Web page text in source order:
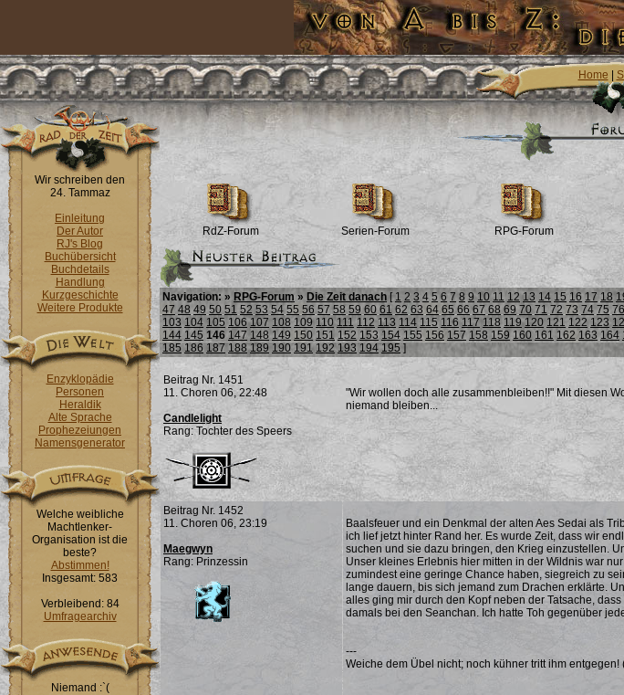
Home
Wir schreiben den
24. Tammaz
Einleitung
Der Autor
RJ's Blog
Buchübersicht
Buchdetails
Handlung
Kurzgeschichte
Weitere Produkte
Enzyklopädie
Personen
Heraldik
Alte Sprache
Prophezeiungen
Namensgenerator
Welche weibliche
Machtlenker-
Organisation ist die
beste?
Abstimmen!
Insgesamt: 583
Verbleibend: 84
Umfragearchiv
Niemand :`(
RdZ-Forum Serien-Forum RPG-Forum
Navigation: » RPG-Forum » Die Zeit danach [1 2 3 4 5 6 7 8 9 10 11 12 13 14 15 16 17 18
47 48 49 50 51 52 53 54 55 56 57 58 59 60 61 62 63 64 65 66 67 68 69 70 71 72 73 74 75 76
103 104 105 106 107 108 109 110 111 112 113 114 115 116 117 118 119 120 121 122 123
144 145 146 147 148 149 150 151 152 153 154 155 156 157 158 159 160 161 162 163 164
185 186 187 188 189 190 191 192 193 194 195 ]
Beitrag Nr. 1451
11. Choren 06, 22:48
Candlelight
Rang: Tochter des Speers
"Wir wollen doch alle zusammenbleiben!!" Mit diesen
niemand bleiben...
Beitrag Nr. 1452
11. Choren 06, 23:19
Maegwyn
Rang: Prinzessin
Baalsfeuer und ein Denkmal der alten Aes Sedai als
ich lief jetzt hinter Rand her. Es wurde Zeit, dass wir
suchen und sie dazu bringen, den Krieg einzustellen.
Unser kleines Erlebnis hier mitten in der Wildnis war
zumindest eine geringe Chance haben, siegreich zu
lange dauern, bis sich jemand zum Drachen erklärte.
alles ging mir durch den Kopf neben der Tatsache,
damals bei den Seanchan. Ich hatte Toh gegenüber
---
Weiche dem Übel nicht; noch kühner tritt ihm entgegen!